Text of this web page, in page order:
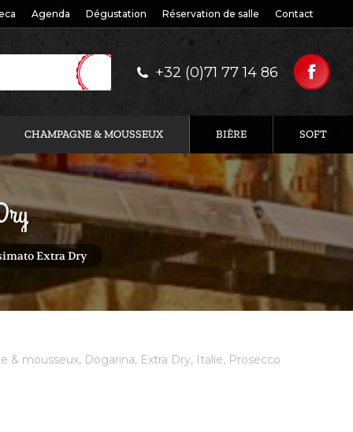
Agenda Dégustation Réservation de salle Contact
+32 (0)71 77 14 86
CHAMPAGNE & MOUSSEUX BIÈRE SOFT
Extra Dry
& mousseux, Dogarina, Extra Dry, Italie, Prosecco